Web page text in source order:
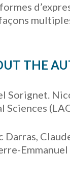
THE